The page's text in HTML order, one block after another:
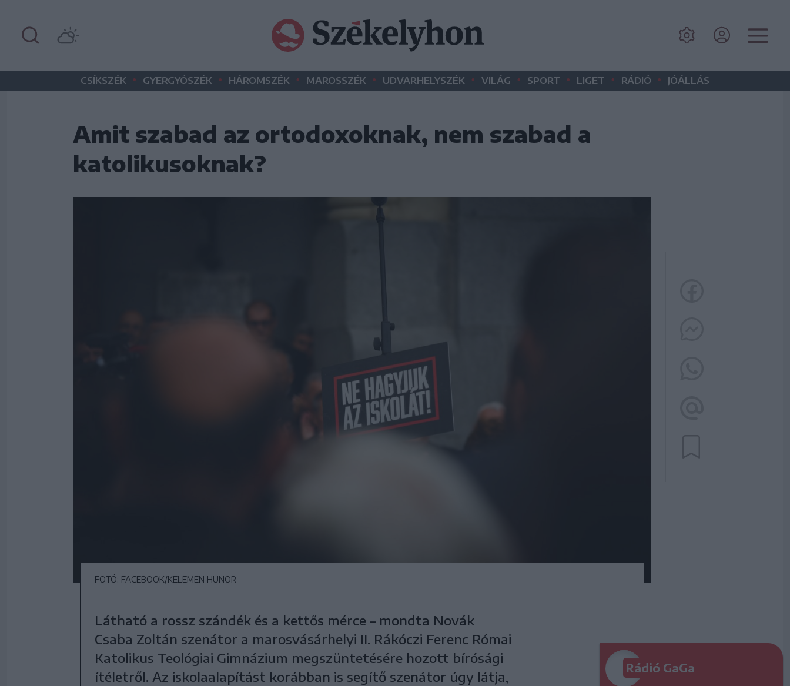
CSÍKSZÉK • GYERGYÓSZÉK • HÁROMSZÉK • MAROSSZÉK • UDVARHELYSZÉK • VILÁG • SPORT • LIGET • RÁDIÓ • JÓÁLLÁS
Amit szabad az ortodoxoknak, nem szabad a
katolikusoknak?
FOTÓ: FACEBOOK/KELEMEN HUNOR
Látható a rossz szándék és a kettős mérce – mondta Novák
Csaba Zoltán szenátor a marosvásárhelyi II. Rákóczi Ferenc Római
Katolikus Teológiai Gimnázium megszüntetésére hozott bírósági
ítéletről. Az iskolaalapítást korábban is segítő szenátor úgy látja,
Rádió GaGa